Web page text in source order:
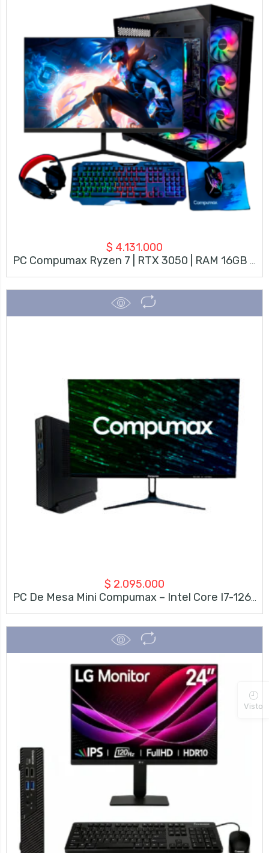
$ 4.131.000
$ 2.095.000
PC De Mesa Mini Compumax – Intel Core I7-12650H – 16GB RAM – 512GB SSD – Monitor 23.8” Full HD 120Hz + Teclado Y Mouse
Visto